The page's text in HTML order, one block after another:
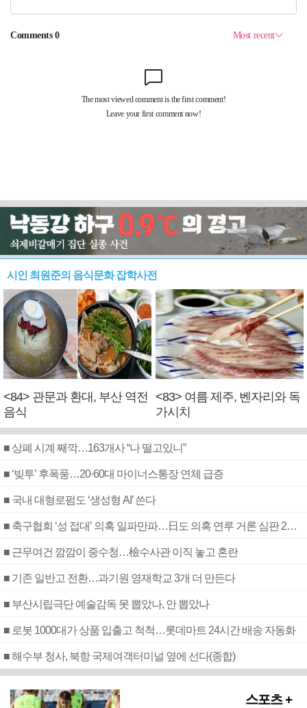
시인 최원준의 음식문화 잡학사전
<84> 관문과 환대, 부산 역전
음식
<83> 여름 제주, 벤자리와 독
가시치
■ 상폐 시계 째깍…163개사 “나 떨고있니”
■ ‘빚투’ 후폭풍…20·60대 마이너스통장 연체 급증
■ 국내 대형로펌도 ‘생성형 AI’ 쓴다
■ 축구협회 ‘성 접대’ 의혹 일파만파…日도 의혹 연루 거론 심판 2명 조사
■ 근무여건 깜깜이 중수청…檢수사관 이직 놓고 혼란
■ 기존 일반고 전환…과기원 영재학교 3개 더 만든다
■ 부산시립극단 예술감독 못 뽑았나, 안 뽑았나
■ 로봇 1000대가 상품 입출고 척척…롯데마트 24시간 배송 자동화
■ 해수부 청사, 북항 국제여객터미널 옆에 선다(종합)
스포츠 +